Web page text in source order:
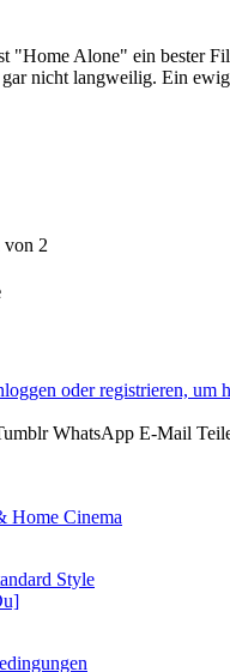
"Home Alone" ein bester
gar nicht langweilig. Ein
von 2
oder registrieren, um
WhatsApp E-Mail
Home Cinema
Style